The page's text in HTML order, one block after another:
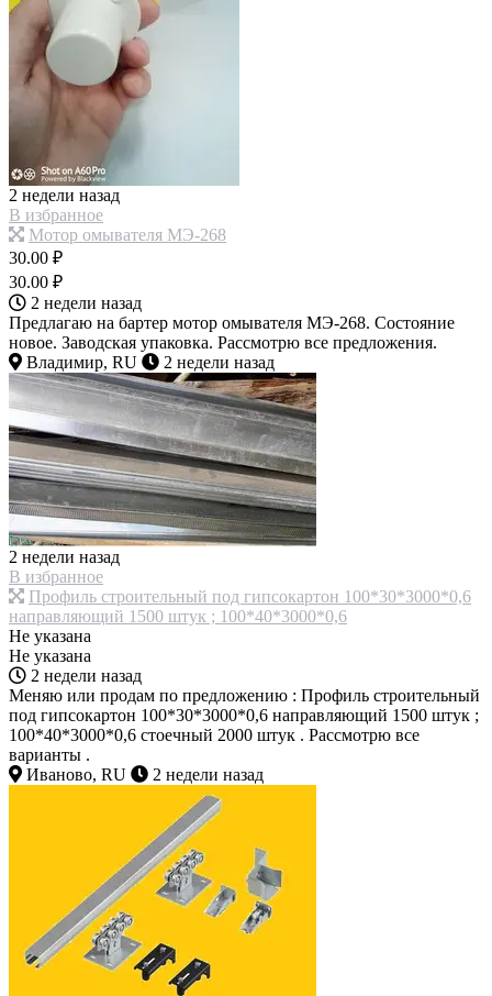
2 недели назад
В избранное
Мотор омывателя МЭ-268
30.00 ₽
30.00 ₽
2 недели назад
Предлагаю на бартер мотор омывателя МЭ-268. Состояние
новое. Заводская упаковка. Рассмотрю все предложения.
Владимир, RU
2 недели назад
2 недели назад
В избранное
Профиль строительный под гипсокартон 100*30*3000*0,6
направляющий 1500 штук ; 100*40*3000*0,6
Не указана
Не указана
2 недели назад
Меняю или продам по предложению : Профиль строительный
под гипсокартон 100*30*3000*0,6 направляющий 1500 штук ;
100*40*3000*0,6 стоечный 2000 штук . Рассмотрю все
варианты .
Иваново, RU
2 недели назад